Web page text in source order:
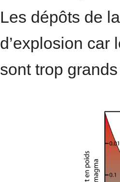
Les dépôts de
d’explosion car
sont trop